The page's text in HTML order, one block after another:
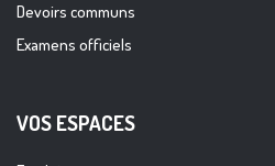
Devoirs communs
Examens officiels
VOS ESPACES